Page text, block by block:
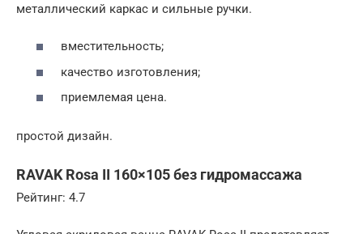
металлический каркас и сильные ручки.
вместительность;
качество изготовления;
приемлемая цена.
простой дизайн.
RAVAK Rosa II 160×105 без гидромассажа
Рейтинг: 4.7